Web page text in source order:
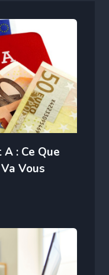
: Ce Que
Vous